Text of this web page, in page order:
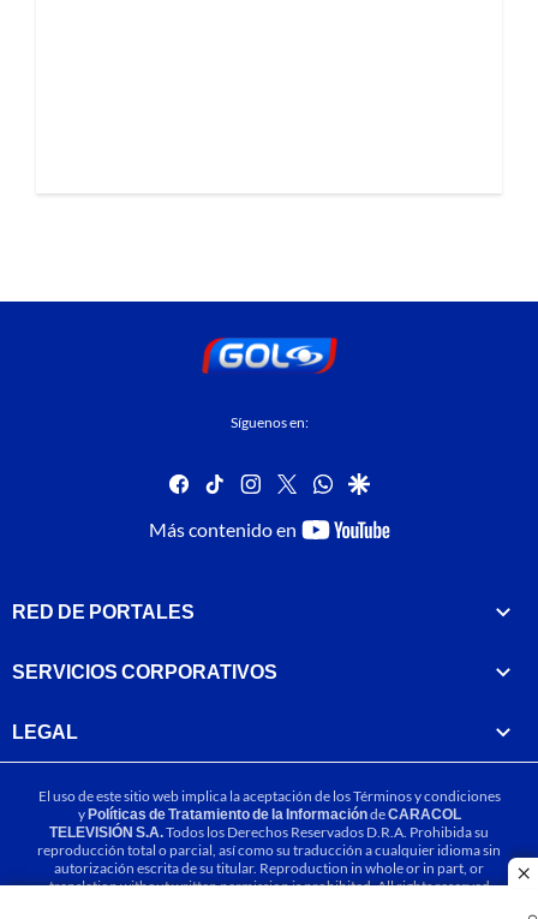
Síguenos en:
facebook
tiktok instagram
twitterwhatsapp
google
Más contenido en
youtube-
RED DE PORTALES
SERVICIOS CORPORATIVOS
LEGAL
El uso de este sitio web implica la aceptación de losTérminos y condiciones
yPolíticas de Tratamiento de la InformacióndeCARACOL
TELEVISIÓN S.A.Todos los Derechos Reservados D.R.A. Prohibida su
reproducción total o parcial, así como su traducción a cualquier idioma sin
autorización escrita de su titular. Reproduction in whole or in part, or
translation without written permission is prohibited. All rights reserved